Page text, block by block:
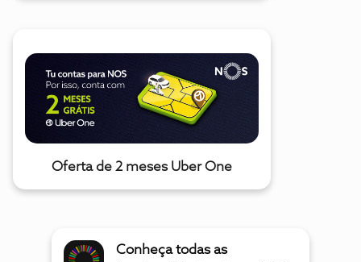
Oferta de 2 meses Uber One
Conheça todas as